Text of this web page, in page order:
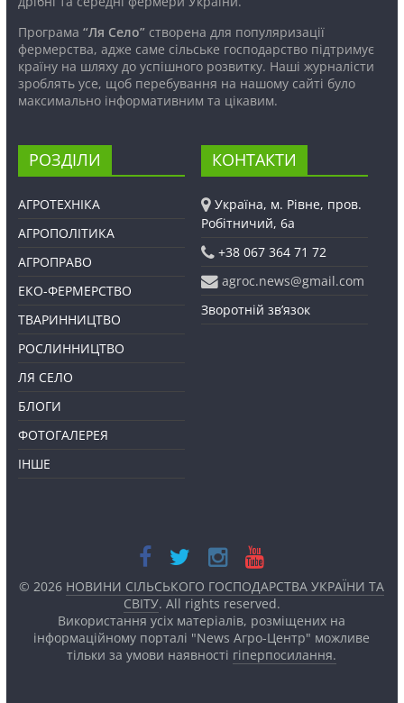
Програма “Ля Село”створена для популяризації
фермерства, адже саме сільське господарство підтримує
країну на шляху до успішного розвитку. Наші журналісти
зроблять усе, щоб перебування на нашому сайті було
максимально інформативним та цікавим.
РОЗДІЛИ
АГРОТЕХНІКА
АГРОПОЛІТИКА
АГРОПРАВО
ЕКО-ФЕРМЕРСТВО
ТВАРИННИЦТВО
РОСЛИННИЦТВО
ЛЯ СЕЛО
БЛОГИ
ФОТОГАЛЕРЕЯ
ІНШЕ
КОНТАКТИ
Україна, м. Рівне, пров.
Робітничий, 6а
+38 067 364 71 72
agroc.news@gmail.com
Зворотній зв’язок
© 2026 НОВИНИ СІЛЬСЬКОГО ГОСПОДАРСТВА УКРАЇНИ ТА
СВІТУ. All rights reserved.
Використання усіх матеріалів, розміщених на
інформаційному порталі "News Агро-Центр" можливе
тільки за умови наявності гіперпосилання.